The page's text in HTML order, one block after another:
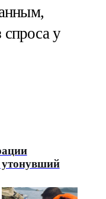
спроса у
утонувший